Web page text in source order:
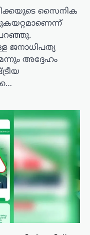
സൈനിക
പറഞ്ഞു.
ജനാധിപത്യ
അദ്ദേഹം